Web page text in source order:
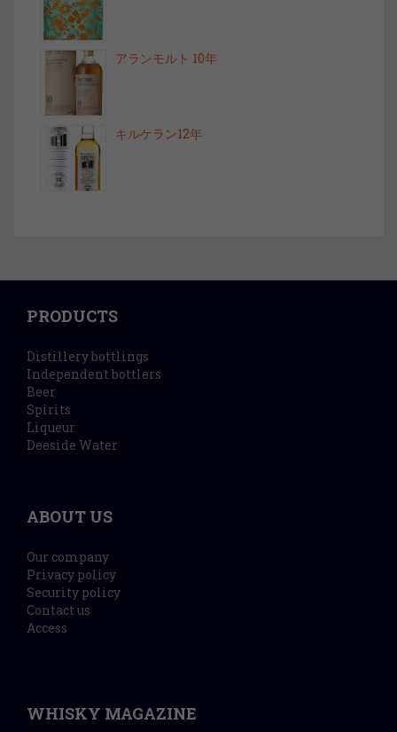
アランモルト 10年
キルケラン12年
PRODUCTS
Distillery bottlings
Independent bottlers
Beer
Spirits
Liqueur
Deeside Water
ABOUT US
Our company
Privacy policy
Security policy
Contact us
Access
WHISKY MAGAZINE